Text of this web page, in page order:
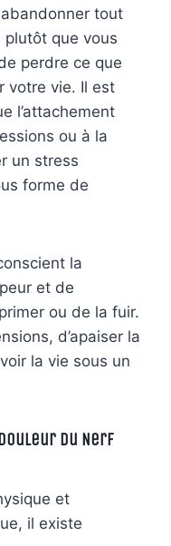
tout
plutôt que vous
perdre ce que
votre vie. Il est
l’attachement
ou à la
un stress
forme de
la
et de
ou de la fuir.
d’apaiser la
la vie sous un
du Nerf
et
il existe